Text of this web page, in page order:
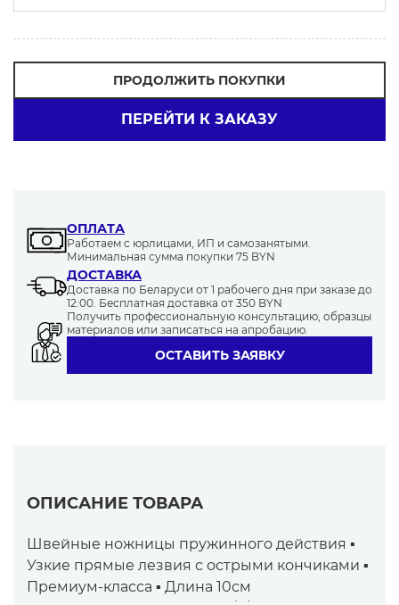
ПРОДОЛЖИТЬ ПОКУПКИ
ПЕРЕЙТИ К ЗАКАЗУ
ОПЛАТА
Работаем с юрлицами, ИП и самозанятыми.
Минимальная сумма покупки 75 BYN
ДОСТАВКА
Доставка по Беларуси от 1 рабочего дня при заказе до
12:00. Бесплатная доставка от 350 BYN
Получить профессиональную консультацию, образцы
материалов или записаться на апробацию.
ОСТАВИТЬ ЗАЯВКУ
ОПИСАНИЕ ТОВАРА
Швейные ножницы пружинного действия ▪
Узкие прямые лезвия с острыми кончиками ▪
Премиум-класса ▪ Длина 10см